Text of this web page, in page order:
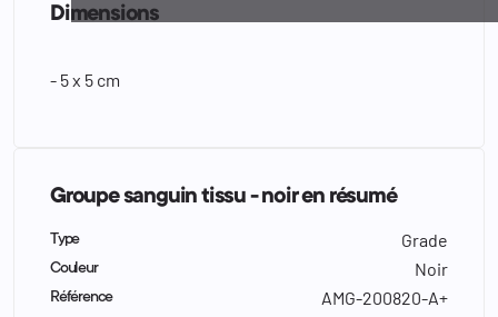
Dimensions
- 5 x 5 cm
Groupe sanguin tissu - noir en résumé
Type Grade
Couleur Noir
Référence AMG-200820-A+